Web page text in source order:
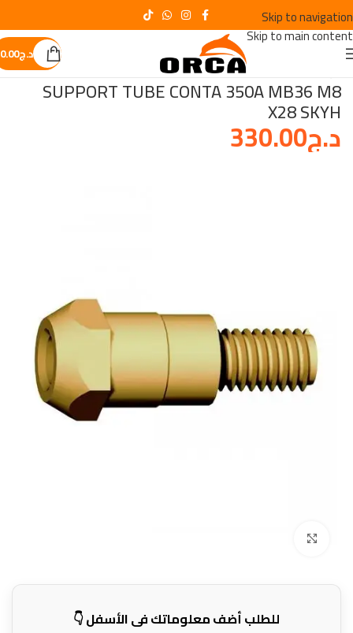
Skip to navigation
Skip to main content
د.ج0.00
OUTILLAGE DE SOUDURE
SUPPORT TUBE CONTA 350A MB36 M8
X28 SKYH
د.ج330.00
للطلب أضف معلوماتك في الأسفل 👇